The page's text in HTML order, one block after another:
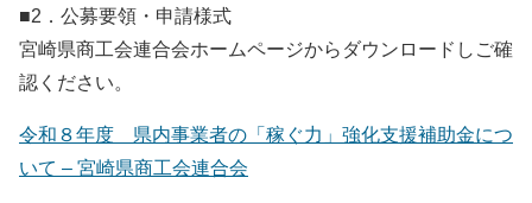
■2．公募要領・申請様式
宮崎県商工会連合会ホームページからダウンロードしご確
認ください。
令和８年度 県内事業者の「稼ぐ力」強化支援補助金につ
いて – 宮崎県商工会連合会